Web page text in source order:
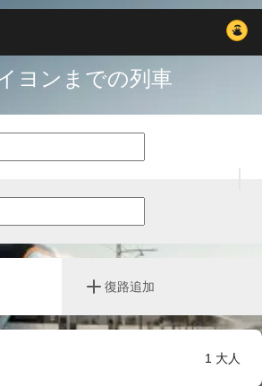
ヨンまでの列車
復路追加
1 大人